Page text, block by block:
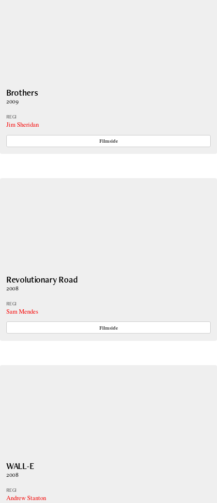
Brothers
2009
REGI
Jim Sheridan
Filmside
Revolutionary Road
2008
REGI
Sam Mendes
Filmside
WALL-E
2008
REGI
Andrew Stanton